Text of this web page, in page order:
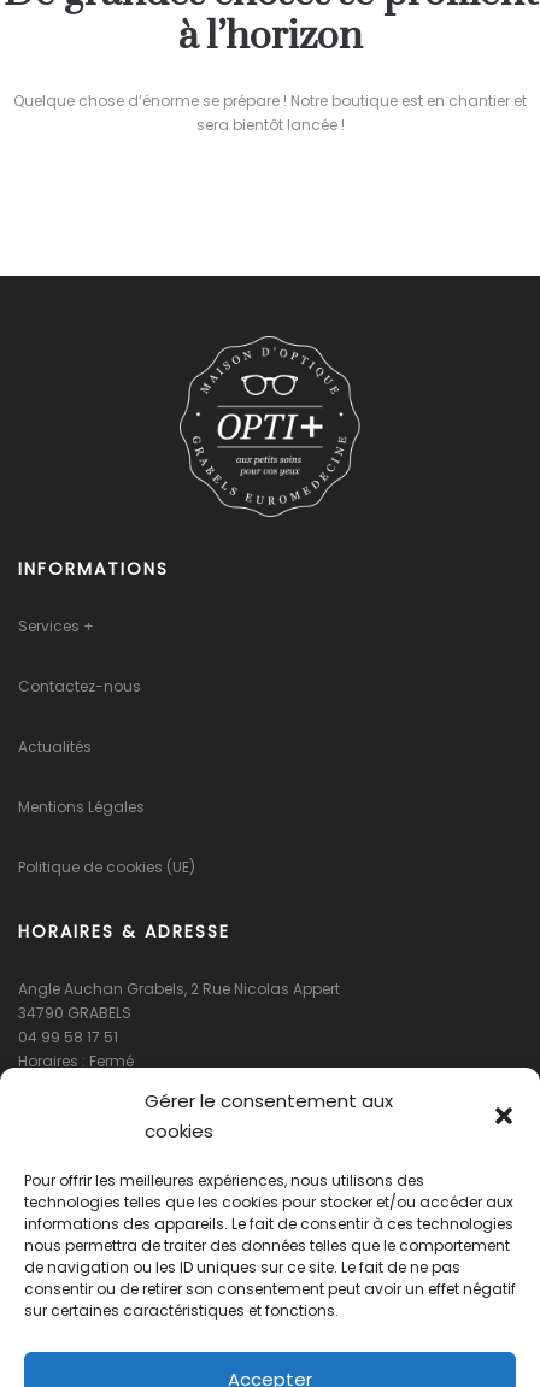
Gérer le consentement aux
cookies
Pour offrir les meilleures expériences, nous utilisons des
technologies telles que les cookies pour stocker et/ou accéder aux
informations des appareils. Le fait de consentir à ces technologies
nous permettra de traiter des données telles que le comportement
de navigation ou les ID uniques sur ce site. Le fait de ne pas
consentir ou de retirer son consentement peut avoir un effet négatif
sur certaines caractéristiques et fonctions.
Accepter
à l’horizon
Quelque chose d’énorme se prépare ! Notre boutique est en chantier et
sera bientôt lancée !
INFORMATIONS
Services +
Contactez-nous
Actualités
Mentions Légales
Politique de cookies (UE)
HORAIRES & ADRESSE
Angle Auchan Grabels, 2 Rue Nicolas Appert
34790 GRABELS
04 99 58 17 51
Horaires : Fermé
Cliquez pour accepter les cookies
marketing et activer ce contenu